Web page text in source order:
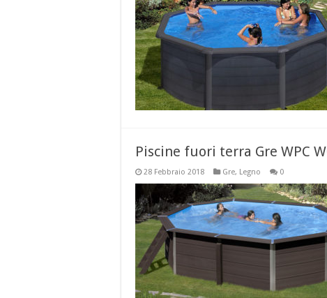
Piscine fuori terra Gre WPC
28 Febbraio 2018 Gre, Legno 0